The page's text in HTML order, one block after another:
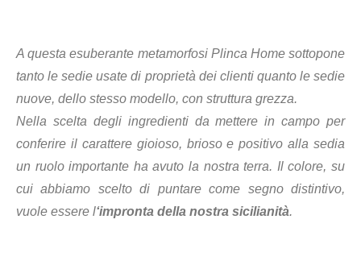
A questa esuberante metamorfosi Plinca Home sottopone
tanto le sedie usate di proprietà dei clienti quanto le sedie
nuove, dello stesso modello, con struttura grezza.
Nella scelta degli ingredienti da mettere in campo per
conferire il carattere gioioso, brioso e positivo alla sedia
un ruolo importante ha avuto la nostra terra. Il colore, su
cui abbiamo scelto di puntare come segno distintivo,
vuole essere l‘impronta della nostra sicilianità.